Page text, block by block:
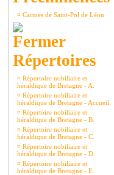
¤ Carmes de Saint-Pol de Léon
Répertoires
¤ Répertoire nobiliaire et
héraldique de Bretagne - A.
¤ Répertoire nobiliaire et
héraldique de Bretagne - Accueil.
¤ Répertoire nobiliaire et
héraldique de Bretagne - B.
¤ Répertoire nobiliaire et
héraldique de Bretagne - C.
¤ Répertoire nobiliaire et
héraldique de Bretagne - D.
¤ Répertoire nobiliaire et
héraldique de Bretagne - E.